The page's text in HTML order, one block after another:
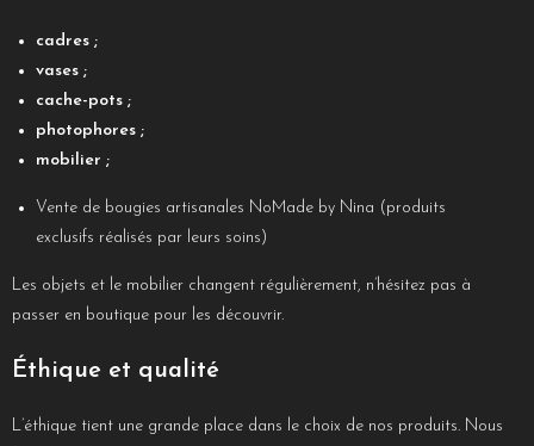
cadres ;
vases ;
cache-pots ;
photophores ;
mobilier ;
Vente de bougies artisanales NoMade by Nina (produits
exclusifs réalisés par leurs soins)
Les objets et le mobilier changent régulièrement, n’hésitez pas à
passer en boutique pour les découvrir.
Éthique et qualité
L’éthique tient une grande place dans le choix de nos produits. Nous